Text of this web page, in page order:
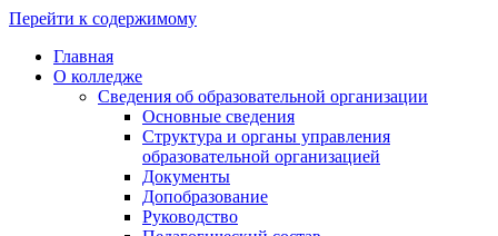
Перейти к содержимому
Главная
О колледже
Сведения об образовательной организации
Основные сведения
Структура и органы управления
образовательной организацией
Документы
Допобразование
Руководство